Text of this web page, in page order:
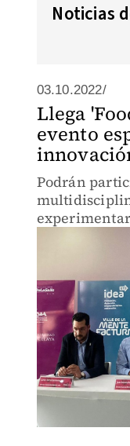
Noticias
03.10.2022/
Llega
evento
Podrán